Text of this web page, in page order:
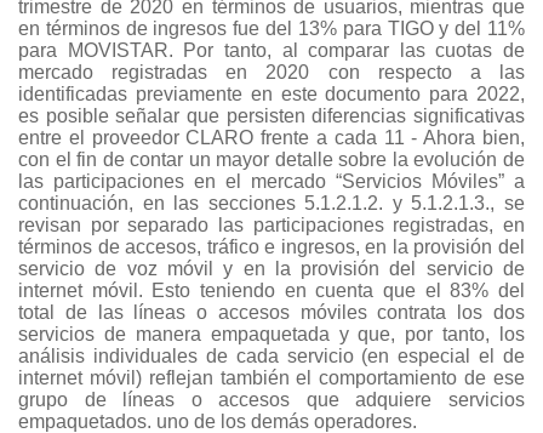
trimestre de 2020 en términos de usuarios, mientras que
en términos de ingresos fue del 13% para TIGO y del 11%
para MOVISTAR. Por tanto, al comparar las cuotas de
mercado registradas en 2020 con respecto a las
identificadas previamente en este documento para 2022,
es posible señalar que persisten diferencias significativas
entre el proveedor CLARO frente a cada 11 - Ahora bien,
con el fin de contar un mayor detalle sobre la evolución de
las participaciones en el mercado “Servicios Móviles” a
continuación, en las secciones 5.1.2.1.2. y 5.1.2.1.3., se
revisan por separado las participaciones registradas, en
términos de accesos, tráfico e ingresos, en la provisión del
servicio de voz móvil y en la provisión del servicio de
internet móvil. Esto teniendo en cuenta que el 83% del
total de las líneas o accesos móviles contrata los dos
servicios de manera empaquetada y que, por tanto, los
análisis individuales de cada servicio (en especial el de
internet móvil) reflejan también el comportamiento de ese
grupo de líneas o accesos que adquiere servicios
empaquetados. uno de los demás operadores.